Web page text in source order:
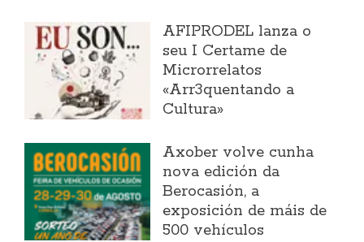
AFIPRODEL lanza o
seu I Certame de
Microrrelatos
«Arr3quentando a
Cultura»
Axober volve cunha
nova edición da
Berocasión, a
exposición de máis de
500 vehículos